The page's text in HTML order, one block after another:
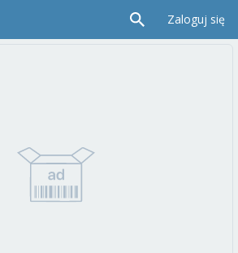
Zaloguj się